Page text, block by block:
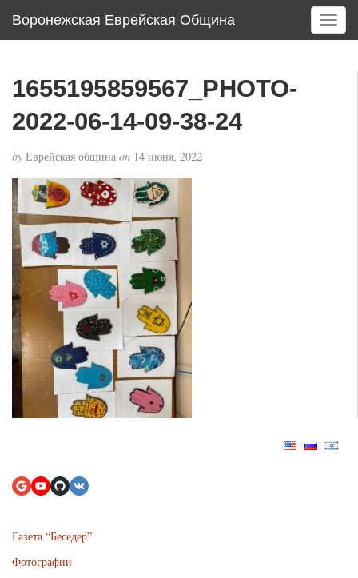
Воронежская Еврейская Община
T
o
1655195859567_PHOTO-
2022-06-14-09-38-24
by Еврейская община on 14 июня, 2022
Газета “Беседер”
Фотографии